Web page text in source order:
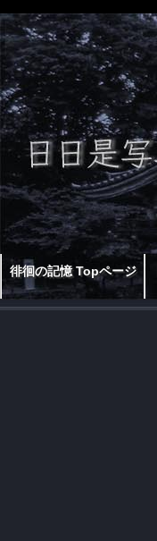
徘徊の記憶 Topページ